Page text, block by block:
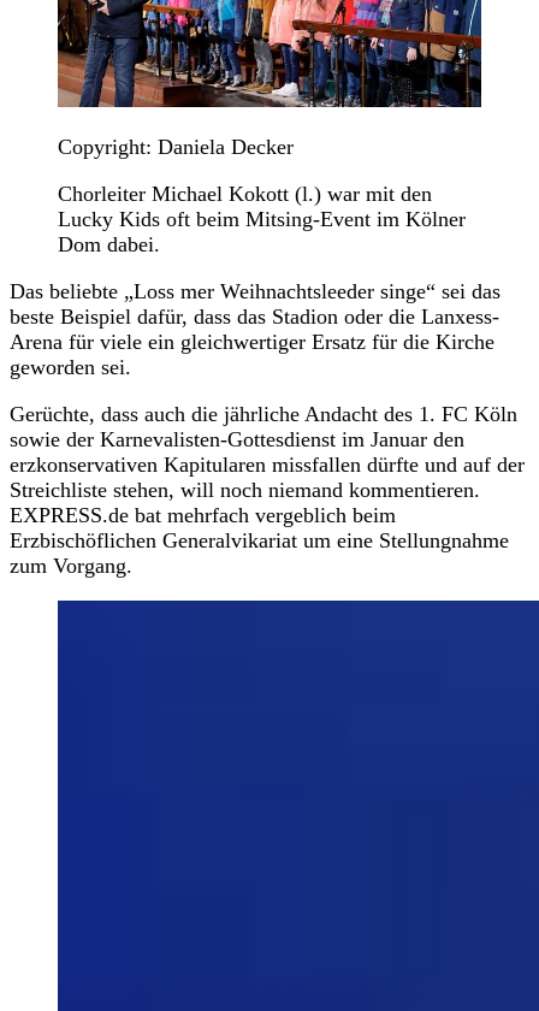
Copyright: Daniela Decker
Chorleiter Michael Kokott (l.) war mit den
Lucky Kids oft beim Mitsing-Event im Kölner
Dom dabei.
Das beliebte „Loss mer Weihnachtsleeder singe“ sei das
beste Beispiel dafür, dass das Stadion oder die Lanxess-
Arena für viele ein gleichwertiger Ersatz für die Kirche
geworden sei.
Gerüchte, dass auch die jährliche Andacht des 1. FC Köln
sowie der Karnevalisten-Gottesdienst im Januar den
erzkonservativen Kapitularen missfallen dürfte und auf der
Streichliste stehen, will noch niemand kommentieren.
EXPRESS.de bat mehrfach vergeblich beim
Erzbischöflichen Generalvikariat um eine Stellungnahme
zum Vorgang.